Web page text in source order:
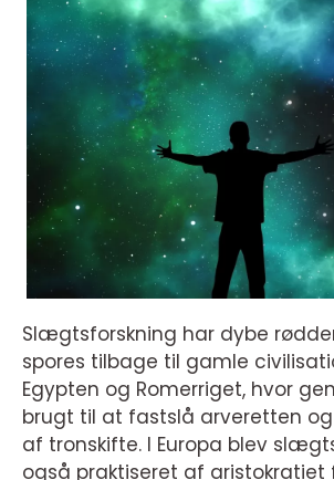
Slægtsforskning har dybe
spores tilbage til gamle
Egypten og Romerriget, hvor
brugt til at fastslå arveretten
af tronskifte. I Europa blev
også praktiseret af aristokratiet